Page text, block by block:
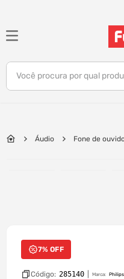
Você procura por qual
Áudio Fone de
7% OFF
Código: 285140 Marca: Philips